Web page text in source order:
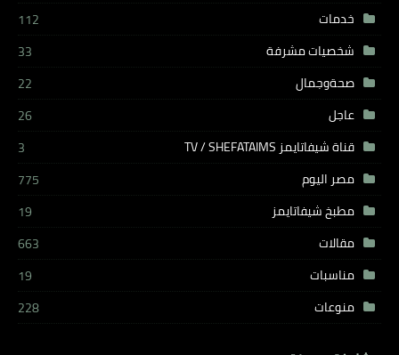
خدمات
112
شخصيات مشرفة
33
صحةوجمال
22
عاجل
26
قناة شيفاتايمز TV / SHEFATAIMS
3
مصر اليوم
775
مطبخ شيفاتايمز
19
مقالات
663
مناسبات
19
منوعات
228